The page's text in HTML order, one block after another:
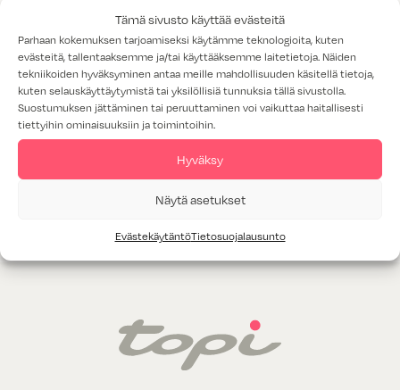
Tämä sivusto käyttää evästeitä
Parhaan kokemuksen tarjoamiseksi käytämme teknologioita, kuten
evästeitä, tallentaaksemme ja/tai käyttääksemme laitetietoja. Näiden
tekniikoiden hyväksyminen antaa meille mahdollisuuden käsitellä tietoja,
kuten selauskäyttäytymistä tai yksilöllisiä tunnuksia tällä sivustolla.
Suostumuksen jättäminen tai peruuttaminen voi vaikuttaa haitallisesti
tiettyihin ominaisuuksiin ja toimintoihin.
Hyväksy
Näytä asetukset
EvästekäytäntöTietosuojalausunto
Tammiviilu
M1-luokitus
Näytä kaikki
Kyllä